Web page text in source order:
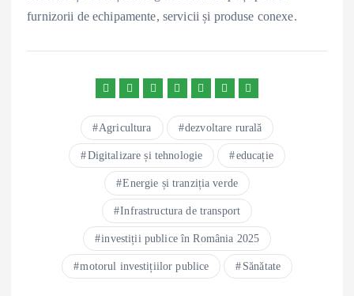
furnizorii de echipamente, servicii și produse conexe.
Agricultura dezvoltare rurală
Digitalizare și tehnologie educație
Energie și tranziția verde
Infrastructura de transport
investiții publice în România 2025
motorul investițiilor publice Sănătate